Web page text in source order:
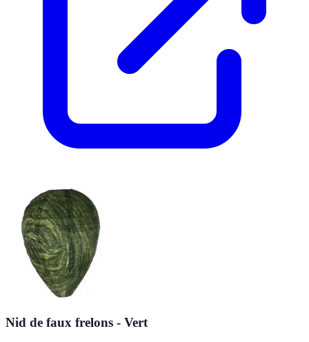
Nid de faux frelons - Vert